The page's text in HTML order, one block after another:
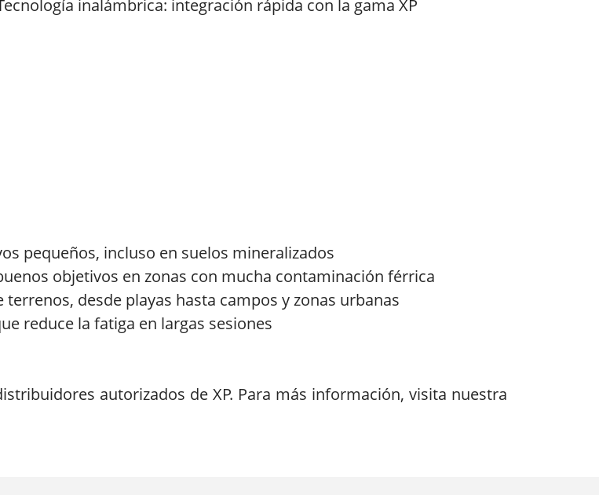
inalámbrica: integración rápida con la gama XP
pequeños, incluso en suelos mineralizados
objetivos en zonas con mucha contaminación férrica
desde playas hasta campos y zonas urbanas
reduce la fatiga en largas sesiones
autorizados de XP. Para más información, visita nuestra